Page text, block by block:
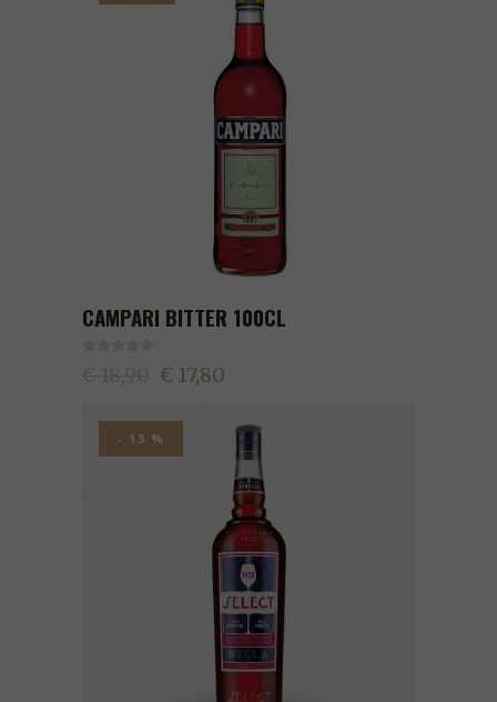
CAMPARI BITTER 100CL
€ 17,80
- 13 %